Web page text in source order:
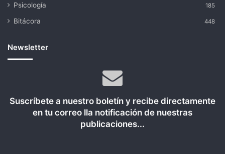
Psicología 185
Bitácora 448
Newsletter
Suscríbete a nuestro boletín y recibe directamente
en tu correo lla notificación de nuestras
publicaciones...